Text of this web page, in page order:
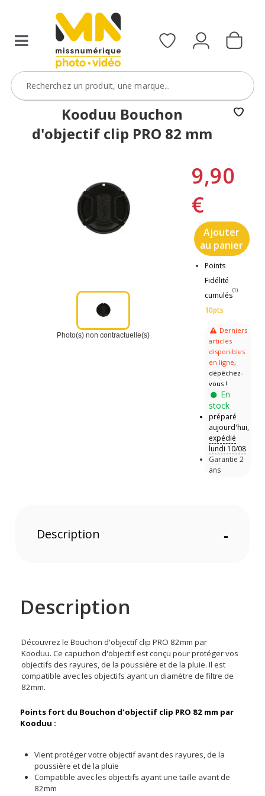
Kooduu Bouchon
d'objectif clip PRO 82 mm
Photo(s) non contractuelle(s)
9,90
€
Ajouter
au panier
Points
Fidélité
cumulés
(1)
10pts
Derniers
articles
disponibles
en ligne,
dépêchez-
vous !
En
stock
préparé
aujourd'hui,
expédié
lundi 10/08
Garantie 2
ans
Description -
Description
Découvrez le Bouchon d'objectif clip PRO 82mm par
Kooduu. Ce capuchon d'objectif est conçu pour protéger vos
objectifs des rayures, de la poussière et de la pluie. Il est
compatible avec les objectifs ayant un diamètre de filtre de
82mm.
Points fort du Bouchon d'objectif clip PRO 82 mm par
Kooduu :
Vient protéger votre objectif avant des rayures, de la
poussière et de la pluie
Compatible avec les objectifs ayant une taille avant de
82mm